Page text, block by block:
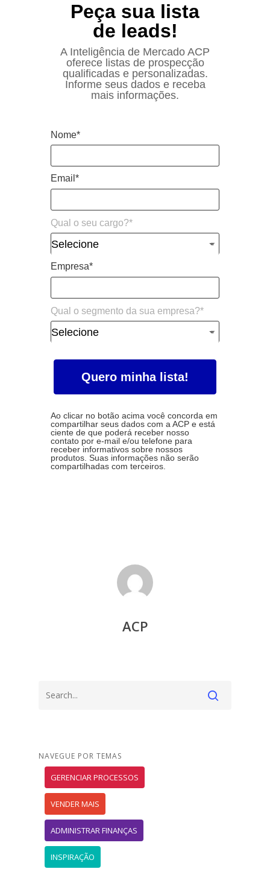
Peça sua lista
de leads!
A Inteligência de Mercado ACP
oferece listas de prospecção
qualificadas e personalizadas.
Informe seus dados e receba
mais informações.
Nome*
Email*
Qual o seu cargo?*
Selecione
Qual
o
seu
*
Empresa*
Qual o segmento da sua empresa?*
Selecione
Qual
o
segmento
*
Quero minha lista!
Ao clicar no botão acima você concorda em
compartilhar seus dados com a ACP e está
ciente de que poderá receber nosso
contato por e-mail e/ou telefone para
receber informativos sobre nossos
produtos. Suas informações não serão
compartilhadas com terceiros.
ACP
NAVEGUE POR TEMAS
GERENCIAR PROCESSOS
VENDER MAIS
ADMINISTRAR FINANÇAS
INSPIRAÇÃO